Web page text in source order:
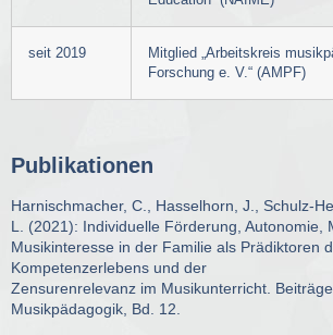
seit 2019
Mitglied „Arbeitskreis
Forschung e. V.“ (AMPF)
Publikationen
Harnischmacher, C., Hasselhorn, J., Schulz-
L. (2021): Individuelle Förderung, Autonomie,
Musikinteresse in der Familie als Prädiktoren
Kompetenzerlebens und der
Zensurenrelevanz im Musikunterricht.
Musikpädagogik, Bd. 12.